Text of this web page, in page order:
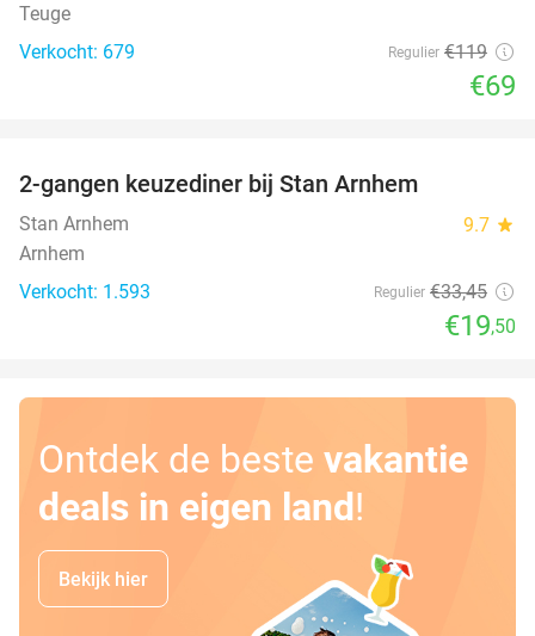
Teuge
Verkocht: 679
Regulier €119
€69
2-gangen keuzediner bij Stan Arnhem
Stan Arnhem 9.7 star
Arnhem
Verkocht: 1.593
Regulier €33,45
€19,50
Ontdek de beste vakantie
deals in eigen land!
Bekijk hier